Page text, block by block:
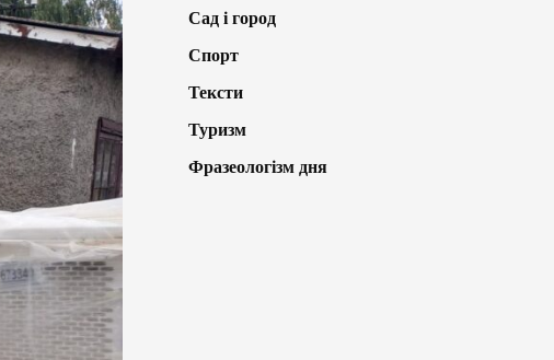
Сад і город
Спорт
Тексти
Туризм
Фразеологізм дня